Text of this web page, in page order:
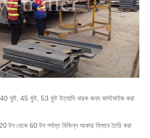
ফুট, 45 ফুট, 53 ফুট ইত্যাদি ধারক জন্য কাস্টমাইজ করা
টন থেকে 60 টন পর্যন্ত বিভিন্ন আকার হিসাবে তৈরি করা